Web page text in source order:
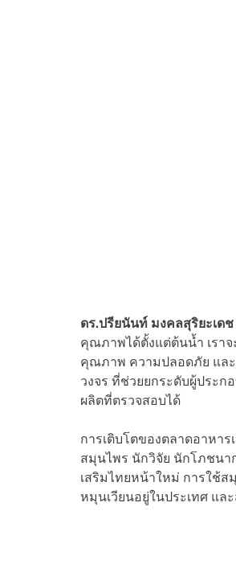
ดร.ปรียนันท์ มงคลสุริยะเดช
คุณภาพได้ตั้งแต่ต้นน้ำ เราจ
คุณภาพ ความปลอดภัย และ
วงจร ที่ช่วยยกระดับผู้ประ
ผลิตที่ตรวจสอบได้
การเติบโตของตลาดอาหาร
สมุนไพร นักวิจัย นักโภชนา
เสริมไทยหน้าใหม่ การใช้
หมุนเวียนอยู่ในประเทศ แล